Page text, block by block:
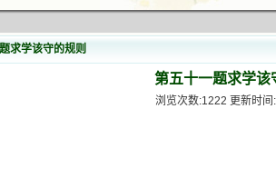
求学该守的规则
第五十一题求学该
浏览次数:1222 更新时